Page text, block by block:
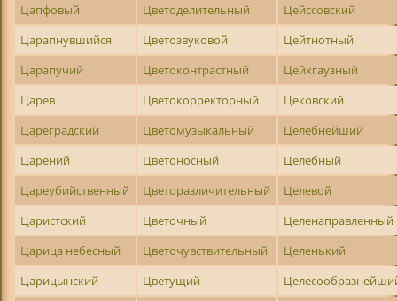
Цапфовый
Цветоделительный
Цейссовский
Царапнувшийся
Цветозвуковой
Цейтнотный
Царапучий
Цветоконтрастный
Цейхгаузный
Царев
Цветокорректорный
Цековский
Цареградский
Цветомузыкальный
Целебнейший
Царений
Цветоносный
Целебный
Цареубийственный
Цветоразличительный
Целевой
Царистский
Цветочный
Целенаправленный
Царица небесный
Цветочувствительный
Целенький
Царицынский
Цветущий